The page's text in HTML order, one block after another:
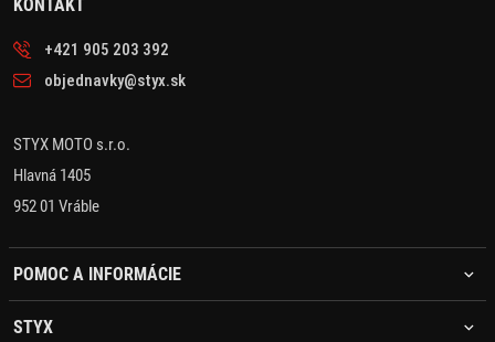
KONTAKT
+421 905 203 392
objednavky@styx.sk
STYX MOTO s.r.o.
Hlavná 1405
952 01 Vráble
POMOC A INFORMÁCIE
STYX